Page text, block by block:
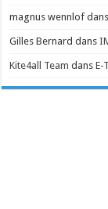
magnus wennlof
Gilles Bernard dans
Kite4all Team dansE-